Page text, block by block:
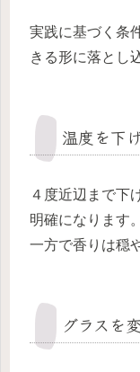
実践に基づく条
きる形に落とし
温度を下
４度近辺まで下
明確になります。
一方で香りは穏
グラスを